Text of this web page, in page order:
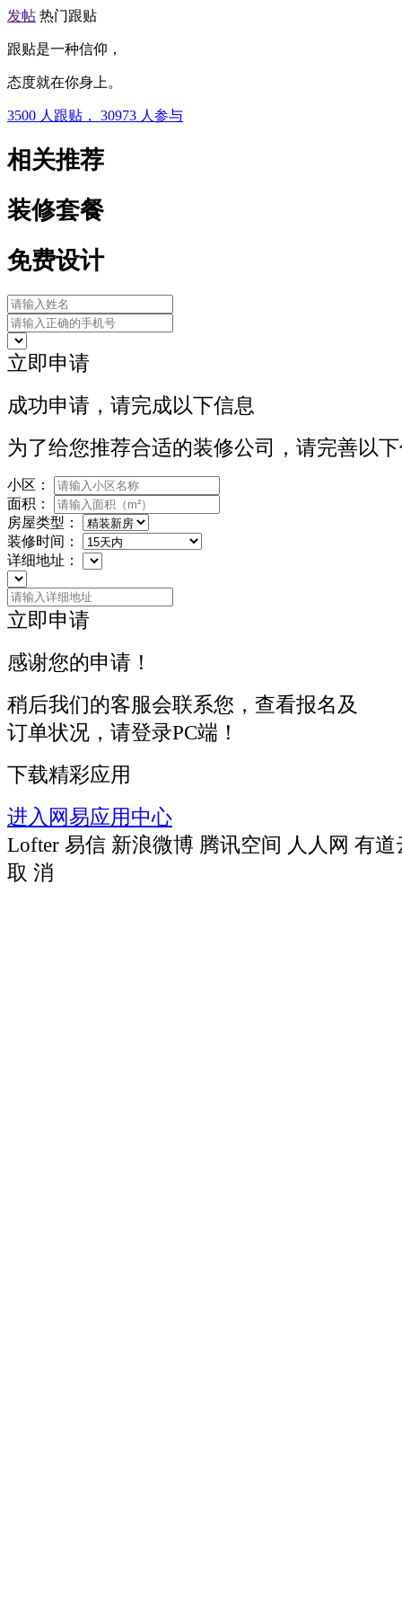
发帖 热门跟贴
跟贴是一种信仰，
态度就在你身上。
3500 人跟贴， 30973 人参与
相关推荐
装修套餐
免费设计
立即申请
成功申请，请完成以下信息
为了给您推荐合适的装修公司，请完善以
小区：
面积：
房屋类型：
装修时间：
详细地址：
立即申请
感谢您的申请！
稍后我们的客服会联系您，查看报名及
订单状况，请登录PC端！
下载精彩应用
进入网易应用中心
Lofter 易信 新浪微博 腾讯空间 人人网 有道
取 消